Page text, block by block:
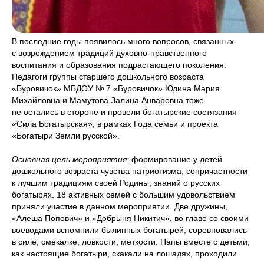
В последние годы появилось много вопросов, связанных
с возрождением традиций духовно-нравственного
воспитания и образования подрастающего поколения.
Педагоги группы старшего дошкольного возраста
«Буровичок» МБДОУ № 7 «Буровичок» Юдина Мария
Михайловна и Мамутова Залина Анваровна тоже
не остались в стороне и провели богатырские состязания
«Сила Богатырская», в рамках Года семьи и проекта
«Богатыри Земли русской».
Основная цель мероприятия: формирование у детей
дошкольного возраста чувства патриотизма, сопричастности
к лучшим традициям своей Родины, знаний о русских
богатырях. 18 активных семей с большим удовольствием
приняли участие в данном мероприятии. Две дружины,
«Алеша Попович» и «Добрыня Никитич», во главе со своими
воеводами вспомнили былинных богатырей, соревновались
в силе, смекалке, ловкости, меткости. Папы вместе с детьми,
как настоящие богатыри, скакали на лошадях, проходили